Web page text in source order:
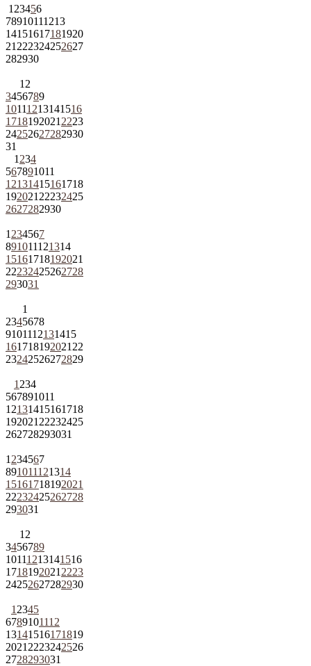
1 23456
78910111213
14151617181920
21 222324252627
282930
1 2
3456789
10111213141516
1718192021 2223
24252627282930
31
1 234
567891011
12131415161718
192021 22232425
2627282930
1 234567
891011121314
15161718192021
22232425262728
293031
1
2345678
9101112131415
161718192021 22
23242526272829
1 234
567891011
12131415161718
192021 22232425
262728293031
1 234567
891011121314
15161718192021
22232425262728
293031
1 2
3456789
10111213141516
1718192021 2223
24252627282930
1 2345
6789101112
13141516171819
2021 2223242526
2728293031